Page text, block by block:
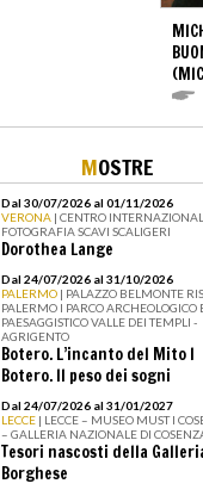
MOSTRE
Dal 30/07/2026 al 01/11/2026
VERONA | CENTRO
FOTOGRAFIA SCAVI SCALIGERI
Dorothea Lange
Dal 24/07/2026 al 31/10/2026
PALERMO | PALAZZO BELMONTE
PALERMO I PARCO ARCHEOLOGICO
PAESAGGISTICO VALLE DEI TEMPLI -
AGRIGENTO
Botero. L’incanto del Mito I
Botero. Il peso dei sogni
Dal 24/07/2026 al 31/01/2027
LECCE | LECCE – MUSEO MUST I
– GALLERIA NAZIONALE DI
Tesori nascosti della
Borghese